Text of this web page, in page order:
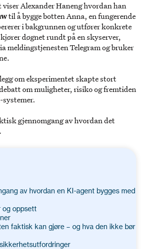
viser Alexander Haneng hvordan han
til å bygge botten Anna, en fungerende
i bakgrunnen og utfører konkrete
døgnet rundt på en skyserver,
meldingstjenesten Telegram og bruker
om eksperimentet skapte stort
om muligheter, risiko og fremtiden
gjennomgang av hvordan det
av hvordan en KI-agent bygges med
oppsett
faktisk kan gjøre – og hva den ikke bør